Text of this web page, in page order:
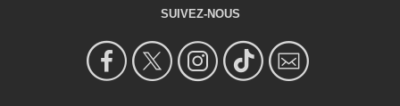
SUIVEZ-NOUS